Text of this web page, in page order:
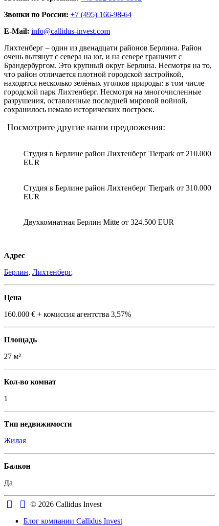
Звонки по России: +7 (495) 166-98-64
E-Mail: info@callidus-invest.com
Лихтенберг – один из двенадцати районов Берлина. Район
очень вытянут с севера на юг, и на севере граничит с
Брандербургом. Это крупный округ Берлина. Несмотря на то,
что район отличается плотной городской застройкой,
находятся несколько зелёных уголков природы: в том числе
городской парк Лихтенберг. Несмотря на многочисленные
разрушения, оставленные последней мировой войной,
сохранилось немало исторических построек.
Посмотрите другие наши предложения:
Студия в Берлине район Лихтенберг Tierpark от 210.000
EUR
Студия в Берлине район Лихтенберг Tierpark от 310.000
EUR
Двухкомнатная Берлин Mitte от 324.500 EUR
Адрес
Берлин, Лихтенберг,
Цена
160.000 € + комиссия агентства 3,57%
Площадь
27 м²
Кол-во комнат
1
Тип недвижимости
Жилая
Балкон
Да
© 2026 Callidus Invest
Блог компании Callidus Invest